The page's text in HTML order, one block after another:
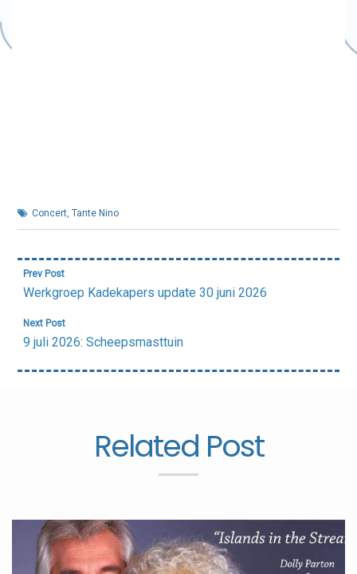
Concert, Tante Nino
Bericht
navigatie
Prev Post
Werkgroep Kadekapers update 30 juni 2026
Next Post
9 juli 2026: Scheepsmasttuin
Related Post